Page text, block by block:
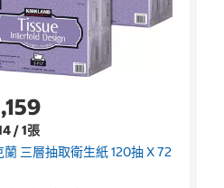
/ 1張
蘭 三層抽取衛生紙 120抽 X 72